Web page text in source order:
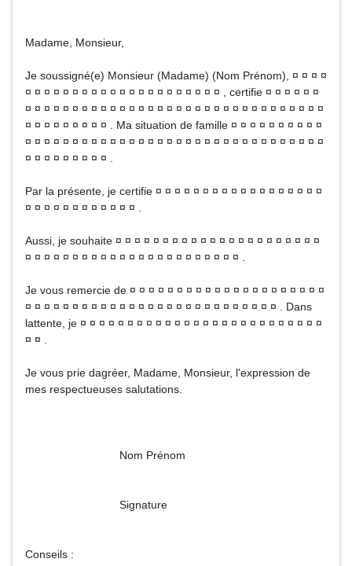
Madame, Monsieur,
Je soussigné(e) Monsieur (Madame) (Nom Prénom), ¤ ¤ ¤ ¤
¤ ¤ ¤ ¤ ¤ ¤ ¤ ¤ ¤ ¤ ¤ ¤ ¤ ¤ ¤ ¤ ¤ ¤ ¤ ¤ ¤ , certifie ¤ ¤ ¤ ¤ ¤ ¤
¤ ¤ ¤ ¤ ¤ ¤ ¤ ¤ ¤ ¤ ¤ ¤ ¤ ¤ ¤ ¤ ¤ ¤ ¤ ¤ ¤ ¤ ¤ ¤ ¤ ¤ ¤ ¤ ¤ ¤ ¤ ¤
¤ ¤ ¤ ¤ ¤ ¤ ¤ ¤ ¤ . Ma situation de famille ¤ ¤ ¤ ¤ ¤ ¤ ¤ ¤ ¤ ¤
¤ ¤ ¤ ¤ ¤ ¤ ¤ ¤ ¤ ¤ ¤ ¤ ¤ ¤ ¤ ¤ ¤ ¤ ¤ ¤ ¤ ¤ ¤ ¤ ¤ ¤ ¤ ¤ ¤ ¤ ¤ ¤
¤ ¤ ¤ ¤ ¤ ¤ ¤ ¤ ¤ .
Par la présente, je certifie ¤ ¤ ¤ ¤ ¤ ¤ ¤ ¤ ¤ ¤ ¤ ¤ ¤ ¤ ¤ ¤ ¤ ¤
¤ ¤ ¤ ¤ ¤ ¤ ¤ ¤ ¤ ¤ ¤ ¤ .
Aussi, je souhaite ¤ ¤ ¤ ¤ ¤ ¤ ¤ ¤ ¤ ¤ ¤ ¤ ¤ ¤ ¤ ¤ ¤ ¤ ¤ ¤ ¤ ¤
¤ ¤ ¤ ¤ ¤ ¤ ¤ ¤ ¤ ¤ ¤ ¤ ¤ ¤ ¤ ¤ ¤ ¤ ¤ ¤ ¤ ¤ ¤ .
Je vous remercie de ¤ ¤ ¤ ¤ ¤ ¤ ¤ ¤ ¤ ¤ ¤ ¤ ¤ ¤ ¤ ¤ ¤ ¤ ¤ ¤ ¤
¤ ¤ ¤ ¤ ¤ ¤ ¤ ¤ ¤ ¤ ¤ ¤ ¤ ¤ ¤ ¤ ¤ ¤ ¤ ¤ ¤ ¤ ¤ ¤ ¤ ¤ ¤ . Dans
lattente, je ¤ ¤ ¤ ¤ ¤ ¤ ¤ ¤ ¤ ¤ ¤ ¤ ¤ ¤ ¤ ¤ ¤ ¤ ¤ ¤ ¤ ¤ ¤ ¤ ¤ ¤
¤ ¤ .
Je vous prie dagréer, Madame, Monsieur, l'expression de
mes respectueuses salutations.
Nom Prénom
Signature
Conseils :